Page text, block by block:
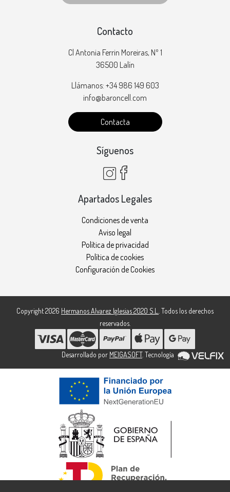
Contacto
Cl Antonia Ferrin Moreiras, Nº 1
36500 Lalín
Llámanos: +34 986 149 603
info@baroncell.com
Contacta
Síguenos
Apartados Legales
Condiciones de venta
Aviso legal
Política de privacidad
Política de cookies
Configuración de Cookies
Copyright 2026 Hermanos Alvarez Iglesias 2020 S.L.. Todos los derechos
reservados.
Desarrollado por MEIGASOFT. Tecnología